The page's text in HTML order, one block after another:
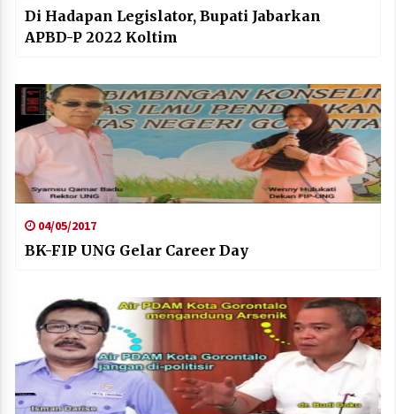
Di Hadapan Legislator, Bupati Jabarkan
APBD-P 2022 Koltim
04/05/2017
BK-FIP UNG Gelar Career Day